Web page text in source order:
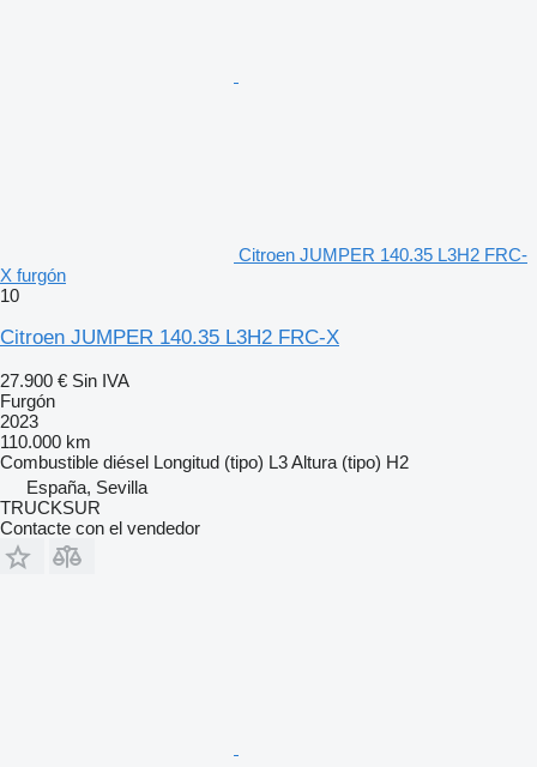
Citroen JUMPER 140.35 L3H2 FRC-
X furgón
10
Citroen JUMPER 140.35 L3H2 FRC-X
27.900 € Sin IVA
Furgón
2023
110.000 km
Combustible diésel Longitud (tipo) L3Altura (tipo) H2
España, Sevilla
TRUCKSUR
Contacte con el vendedor